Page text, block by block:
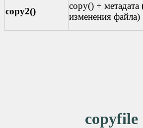
copy2()
copy() + метадата
изменения файла)
copyfile